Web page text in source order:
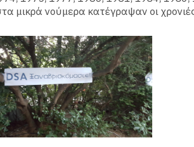
μικρά νούμερα κατέγραψαν οι